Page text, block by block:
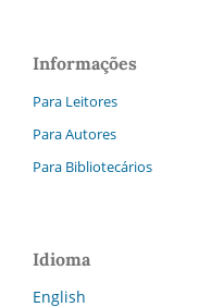
Informações
Para Leitores
Para Autores
Para Bibliotecários
Idioma
English